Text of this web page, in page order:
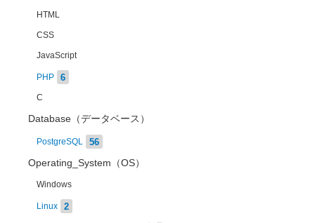
HTML
CSS
JavaScript
PHP 6
C
Database（データベース）
PostgreSQL 56
Operating_System（OS）
Windows
Linux 2